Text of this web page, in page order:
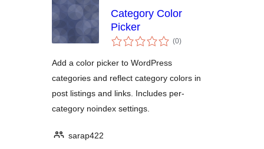
Category Color
Picker
(0एकूण
मूल्यांकन
)
Add a color picker to WordPress
categories and reflect category colors in
post listings and links. Includes per-
category noindex settings.
sarap422